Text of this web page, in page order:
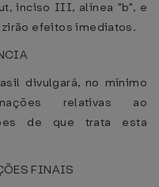
inciso III, alínea "b", e
efeitos imediatos.
divulgará, no mínimo
relativas ao
de que trata esta
FINAIS